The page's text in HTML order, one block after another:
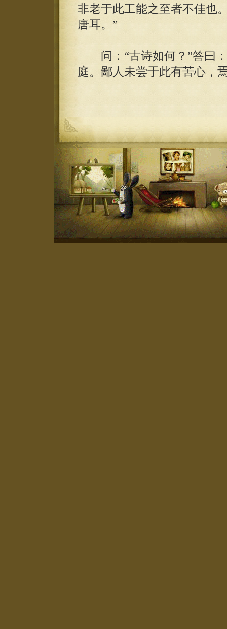
非老于此工能之至者不佳也
唐耳。”
问：“古诗如何？”答曰：
庭。鄙人未尝于此有苦心，